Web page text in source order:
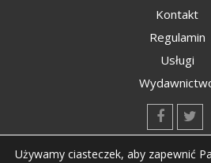
Kontakt
Regulamin
Usługi
Używamy ciasteczek, aby zapewnić